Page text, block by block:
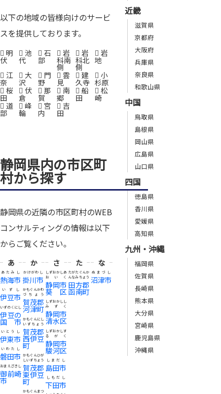
以下の地域の皆様向けのサービ
スを提供しております。
明
伏
池
代
石
部
岩
科南
側
岩
科北
側
岩
地
江
奈
大
沢
門
野
雲
見
建
久寺
小
杉原
桜
田
伏
倉
那
賀
南
郷
船
田
松
崎
道
部
峰
輪
宮
内
吉
田
静岡県内の市区町
村から探す
静岡県の近隣の市区町村のWEB
コンサルティングの情報は以下
からご覧ください。
あ
熱海市
あたみし
伊豆市
いずし
伊豆の
国市
いずのくにし
伊東市
いとうし
磐田市
いわたし
御前崎
市
おまえざきし
か
掛川市
かけがわし
賀茂郡
河津町
かもぐんかわ
づちょう
賀茂郡
西伊豆
町
かもぐんにし
いずちょう
賀茂郡
東伊豆
町
かもぐんひが
しいずちょう
かもぐんまつ
さ
静岡市
葵区
しずおかしあ
おいく
静岡市
清水区
しずおかしし
みずく
静岡市
駿河区
しずおかしす
るがく
島田市
しまだし
下田市
しもだし
た
田方郡
函南町
たがたぐんか
んなみちょう
な
沼津市
ぬまづし
近畿
滋賀県
京都府
大阪府
兵庫県
奈良県
和歌山県
中国
鳥取県
島根県
岡山県
広島県
山口県
四国
徳島県
香川県
愛媛県
高知県
九州・沖縄
福岡県
佐賀県
長崎県
熊本県
大分県
宮崎県
鹿児島県
沖縄県